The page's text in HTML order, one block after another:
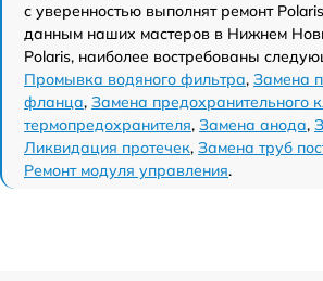
с уверенностью выполнят ремонт
данным наших мастеров в Нижнем
Polaris, наиболее востребованы
Промывка водяного фильтра, Замена
фланца, Замена предохранительного
термопредохранителя, Замена анода,
Ликвидация протечек, Замена труб
Ремонт модуля управления.